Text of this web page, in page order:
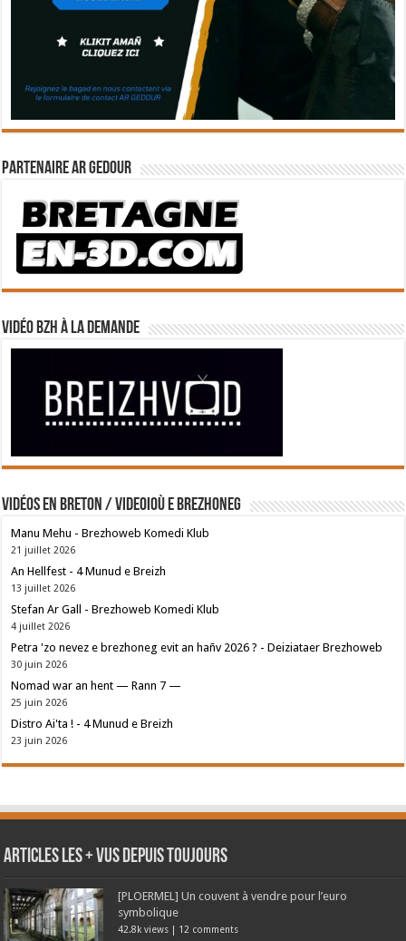
Partenaire Ar Gedour
Vidéo BZH à la demande
Vidéos en breton / Videoioù e brezhoneg
Manu Mehu - Brezhoweb Komedi Klub
21 juillet 2026
An Hellfest - 4 Munud e Breizh
13 juillet 2026
Stefan Ar Gall - Brezhoweb Komedi Klub
4 juillet 2026
Petra 'zo nevez e brezhoneg evit an hañv 2026 ? - Deiziataer Brezhoweb
30 juin 2026
Nomad war an hent — Rann 7 —
25 juin 2026
Distro Ai'ta ! - 4 Munud e Breizh
23 juin 2026
Articles les + vus depuis toujours
[PLOERMEL] Un couvent à vendre pour l’euro
symbolique
42.8k views | 12 comments